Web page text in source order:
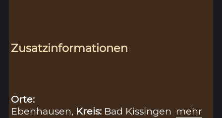
Zusatzinformationen
Orte:
Ebenhausen, Kreis: Bad Kissingen mehr